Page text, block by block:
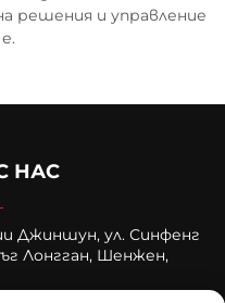
решения и управление
НАС
Джиншун, ул. Синфенг
Лонгган, Шенжен,